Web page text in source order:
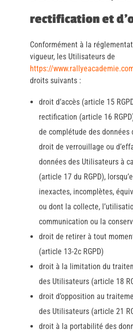
rectification et
Conformément à la
vigueur, les Utilisateurs de
https://
droits suivants :
droit d’accès (article 15
rectification (article 16
de complétude des données
droit de verrouillage ou
données des Utilisateurs à
(article 17 du RGPD),
inexactes, incomplètes,
ou dont la collecte,
communication ou la
droit de retirer à tout
(article 13-2c RGPD)
droit à la limitation du
des Utilisateurs (article 18
droit d’opposition au
des Utilisateurs (article 21
droit à la portabilité des